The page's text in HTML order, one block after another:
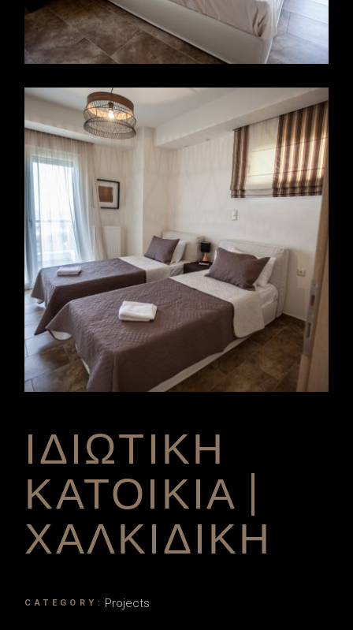
ΙΔΙΩΤΙΚΗ
ΚΑΤΟΙΚΙΑ |
ΧΑΛΚΙΔΙΚΗ
CATEGORY: Projects